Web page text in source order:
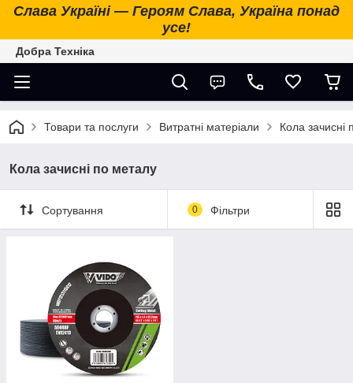
Слава Україні — Героям Слава, Україна понад
усе!
Добра Техніка
Товари та послуги Витратні матеріали Кола зачисні
Кола зачисні по металу
Сортування 0 Фільтри